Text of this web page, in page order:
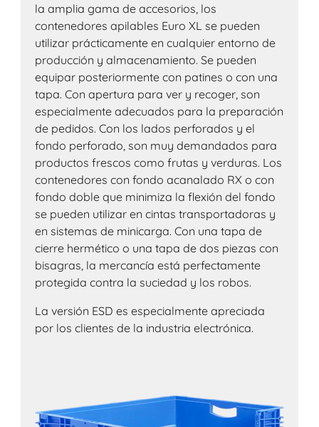
la amplia gama de accesorios, los
contenedores apilables Euro XL se pueden
utilizar prácticamente en cualquier entorno de
producción y almacenamiento. Se pueden
equipar posteriormente con patines o con una
tapa. Con apertura para ver y recoger, son
especialmente adecuados para la preparación
de pedidos. Con los lados perforados y el
fondo perforado, son muy demandados para
productos frescos como frutas y verduras. Los
contenedores con fondo acanalado RX o con
fondo doble que minimiza la flexión del fondo
se pueden utilizar en cintas transportadoras y
en sistemas de minicarga. Con una tapa de
cierre hermético o una tapa de dos piezas con
bisagras, la mercancía está perfectamente
protegida contra la suciedad y los robos.
La versión ESD es especialmente apreciada
por los clientes de la industria electrónica.